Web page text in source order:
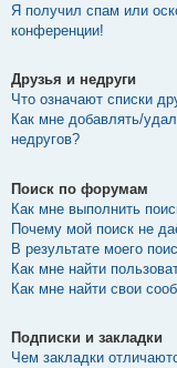
Я получил спам или
конференции!
Друзья и недруги
Что означают списки
Как мне добавлять/
недругов?
Поиск по форумам
Как мне выполнить
Почему мой поиск не
В результате моего
Как мне найти
Как мне найти свои
Подписки и закладки
Чем закладки